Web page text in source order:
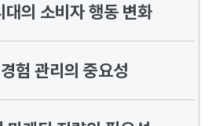
대의 소비자 행동 변화
험 관리의 중요성